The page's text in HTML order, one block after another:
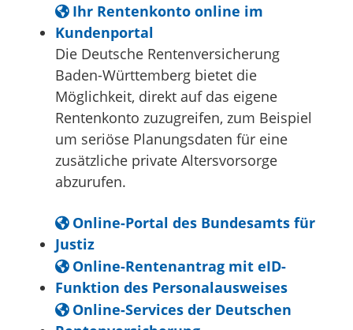
Ihr Rentenkonto online im
Kundenportal
Die Deutsche Rentenversicherung
Baden-Württemberg bietet die
Möglichkeit, direkt auf das eigene
Rentenkonto zuzugreifen, zum Beispiel
um seriöse Planungsdaten für eine
zusätzliche private Altersvorsorge
abzurufen.
Online-Portal des Bundesamts für
Justiz
Online-Rentenantrag mit eID-
Funktion des Personalausweises
Online-Services der Deutschen